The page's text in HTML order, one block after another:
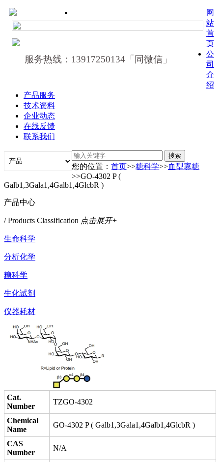
服务热线：13917250134「同微信」
网
站
首
页
公
司
介
绍
产品服务
技术资料
企业动态
在线反馈
联系我们
您的位置：首页>>糖科学>>血型寡糖
>>GO-4302 P (
Galb1,3Gala1,4Galb1,4GlcbR )
产品中心
/ Products Classification 点击展开+
生命科学
分析化学
糖科学
生化试剂
仪器耗材
Cat.
Number
TZGO-4302
Chemical
Name
GO-4302 P ( Galb1,3Gala1,4Galb1,4GlcbR )
CAS
Number
N/A